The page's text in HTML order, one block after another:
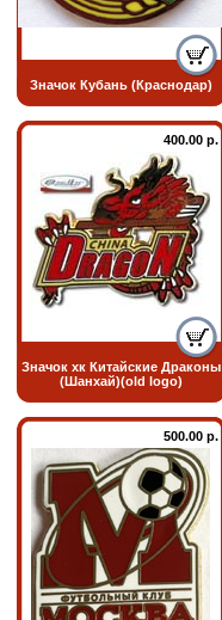
Значок Кубань (Краснодар)
400.00 р.
Значок хк Китайские Драконы
(Шанхай)(old logo)
500.00 р.